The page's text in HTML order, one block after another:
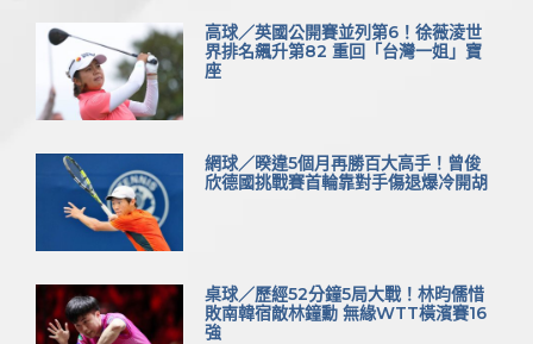
高球／英國公開賽並列第6！徐薇淩世
界排名飆升第82 重回「台灣一姐」寶
座
網球／暌違5個月再勝百大高手！曾俊
欣德國挑戰賽首輪靠對手傷退爆冷開胡
桌球／歷經52分鐘5局大戰！林昀儒惜
敗南韓宿敵林鐘勳 無緣WTT橫濱賽16
強